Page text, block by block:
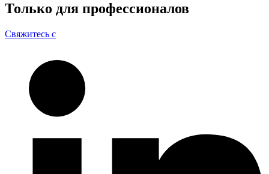
Только для профессионалов
Свяжитесь с